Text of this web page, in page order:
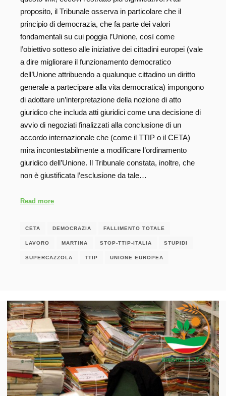
proposito, il Tribunale osserva in particolare che il
principio di democrazia, che fa parte dei valori
fondamentali su cui poggia l’Unione, così come
l’obiettivo sotteso alle iniziative dei cittadini europei (vale
a dire migliorare il funzionamento democratico
dell’Unione attribuendo a qualunque cittadino un diritto
generale a partecipare alla vita democratica) impongono
di adottare un’interpretazione della nozione di atto
giuridico che includa atti giuridici come una decisione di
avvio di negoziati finalizzati alla conclusione di un
accordo internazionale che (come il TTIP o il CETA)
mira incontestabilmente a modificare l’ordinamento
giuridico dell’Unione. Il Tribunale constata, inoltre, che
non è giustificata l’esclusione da tale…
Read more
CETA DEMOCRAZIA FALLIMENTO TOTALE
LAVORO MARTINA STOP-TTIP-ITALIA STUPIDI
SUPERCAZZOLA TTIP UNIONE EUROPEA